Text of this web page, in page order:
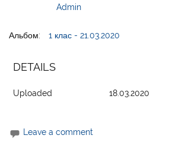
Admin
Альбом: 1 клас - 21.03.2020
DETAILS
Uploaded 18.03.2020
Leave a comment